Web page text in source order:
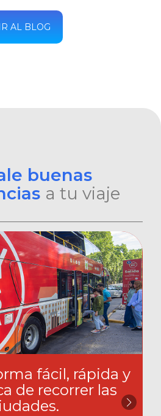
IR AL BLOG
buenas
a tu viaje
fácil, rápida y
de recorrer las